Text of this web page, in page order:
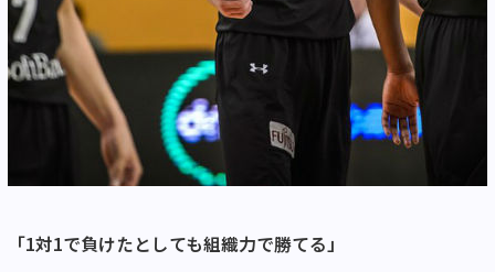
「1対1で負けたとしても組織力で勝てる」